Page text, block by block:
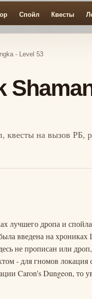
Спойл Квесты
- Level 53
квесты на вызов РБ,
лучшего дропа и
введена на
не прописан или
- для гномов
Caron's Dungeon,